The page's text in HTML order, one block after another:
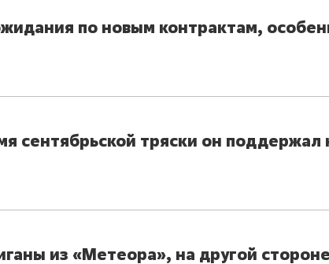
по новым контрактам,
сентябрьской тряски он поддержал
из «Метеора», на другой